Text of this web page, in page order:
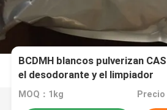
BCDMH blancos pulverizan
el desodorante y el limpiador
MOQ：1kg Precio